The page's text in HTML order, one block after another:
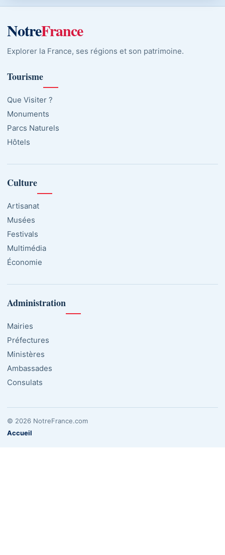
NotreFrance
Explorer la France, ses régions et son patrimoine.
Tourisme
Que Visiter ?
Monuments
Parcs Naturels
Hôtels
Culture
Artisanat
Musées
Festivals
Multimédia
Économie
Administration
Mairies
Préfectures
Ministères
Ambassades
Consulats
© 2026 NotreFrance.com
Accueil